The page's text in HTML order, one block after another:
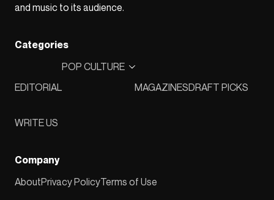
and music to its audience.
Categories
EDITORIAL
POP CULTURE
MAGAZINESDRAFT PICKS
WRITE US
Company
AboutPrivacy PolicyTerms of Use